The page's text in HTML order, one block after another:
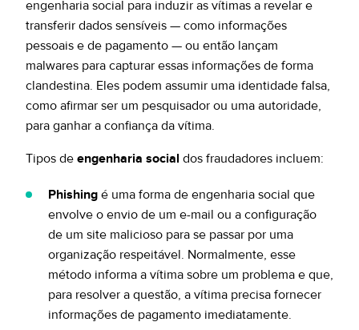
engenharia social para induzir as vítimas a revelar e
transferir dados sensíveis — como informações
pessoais e de pagamento — ou então lançam
malwares para capturar essas informações de forma
clandestina. Eles podem assumir uma identidade falsa,
como afirmar ser um pesquisador ou uma autoridade,
para ganhar a confiança da vítima.
Tipos de engenharia social dos fraudadores incluem:
Phishing é uma forma de engenharia social que
envolve o envio de um e-mail ou a configuração
de um site malicioso para se passar por uma
organização respeitável. Normalmente, esse
método informa a vítima sobre um problema e que,
para resolver a questão, a vítima precisa fornecer
informações de pagamento imediatamente.